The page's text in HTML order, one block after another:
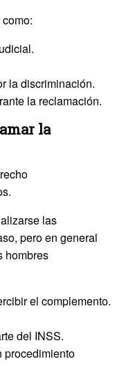
la discriminación.
la reclamación.
la
las
pero en general
hombres
el complemento.
del INSS.
procedimiento